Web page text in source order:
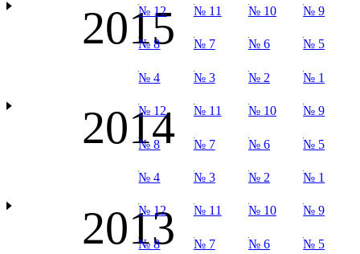
2015
№ 12 № 11 № 10 № 9
№ 8 № 7 № 6 № 5
№ 4 № 3 № 2 № 1
2014
№ 12 № 11 № 10 № 9
№ 8 № 7 № 6 № 5
№ 4 № 3 № 2 № 1
2013
№ 12 № 11 № 10 № 9
№ 8 № 7 № 6 № 5